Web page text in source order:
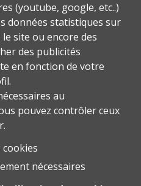
(youtube, google, etc..)
données statistiques sur
site ou encore des
des publicités
en fonction de votre
au
pouvez contrôler ceux
nécessaires